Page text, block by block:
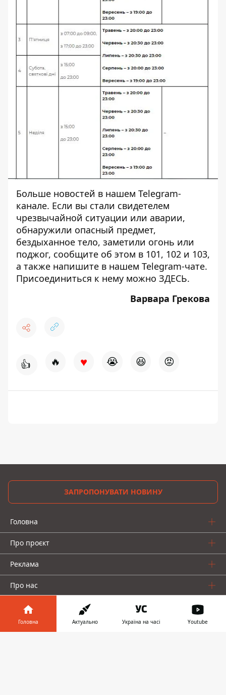
Больше новостей в нашем Telegram-
канале. Если вы стали свидетелем
чрезвычайной ситуации или аварии,
обнаружили опасный предмет,
бездыханное тело, заметили огонь или
поджог, сообщите об этом в 101, 102 и 103,
а также напишите в нашем Telegram-чате.
Присоединиться к нему можно ЗДЕСЬ.
Варвара Грекова
👍 🔥 ♥ 😭 😆 😡
ЗАПРОПОНУВАТИ НОВИНУ
Головна
Про проєкт
Реклама
Про нас
Головна Актуально Україна на часі Youtube